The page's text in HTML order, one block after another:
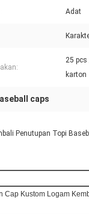
Adat
25 pcs
karton
caps
Penutupan Topi
Cap Kustom Logam